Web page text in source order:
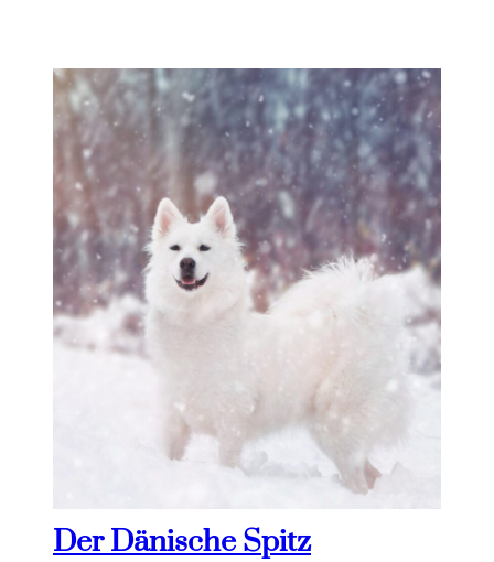
Der Dänische Spitz